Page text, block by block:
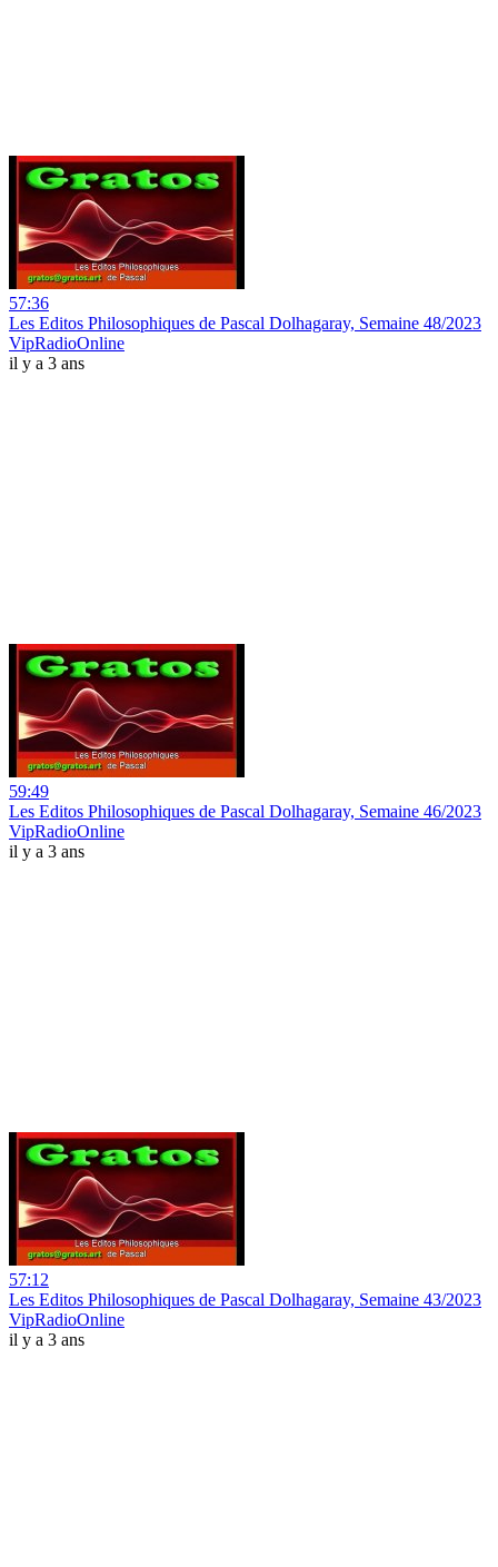
57:36
Les Editos Philosophiques de Pascal Dolhagaray, Semaine 48/2023
VipRadioOnline
il y a 3 ans
59:49
Les Editos Philosophiques de Pascal Dolhagaray, Semaine 46/2023
VipRadioOnline
il y a 3 ans
57:12
Les Editos Philosophiques de Pascal Dolhagaray, Semaine 43/2023
VipRadioOnline
il y a 3 ans